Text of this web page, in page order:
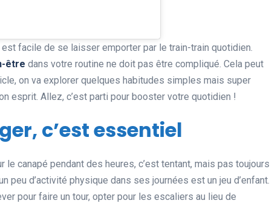
facile de se laisser emporter par le train-train quotidien.
être dans votre routine ne doit pas être compliqué. Cela peut
on va explorer quelques habitudes simples mais super
esprit. Allez, c’est parti pour booster votre quotidien !
c’est essentiel
le canapé pendant des heures, c’est tentant, mais pas toujours
peu d’activité physique dans ses journées est un jeu d’enfant.
pour faire un tour, opter pour les escaliers au lieu de